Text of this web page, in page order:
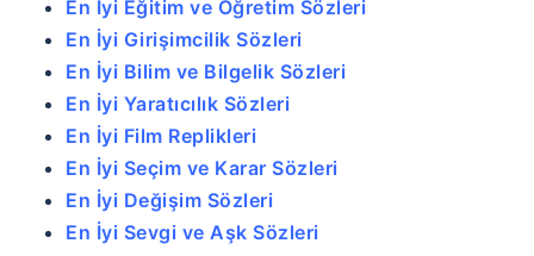
En İyi Eğitim ve Öğretim Sözleri
En İyi Girişimcilik Sözleri
En İyi Bilim ve Bilgelik Sözleri
En İyi Yaratıcılık Sözleri
En İyi Film Replikleri
En İyi Seçim ve Karar Sözleri
En İyi Değişim Sözleri
En İyi Sevgi ve Aşk Sözleri